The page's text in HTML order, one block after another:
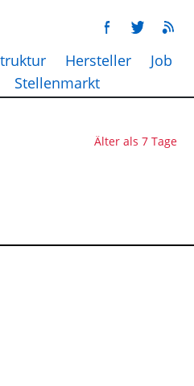
Hersteller
Job
Stellenmarkt
Älter als 7 Tage